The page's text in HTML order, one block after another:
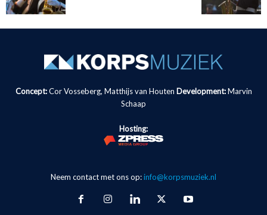
Concept:Cor Vosseberg, Matthijs van Houten Development: Marvin
Schaap
Hosting:
Neem contact met ons op:info@korpsmuziek.nl